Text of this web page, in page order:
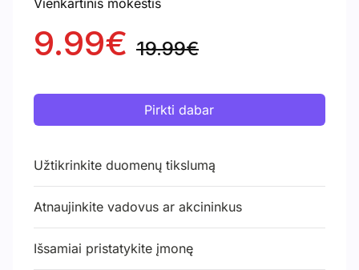
9.99€ 19.99€
Pirkti dabar
Užtikrinkite duomenų tikslumą
Atnaujinkite vadovus ar akcininkus
Išsamiai pristatykite įmonę